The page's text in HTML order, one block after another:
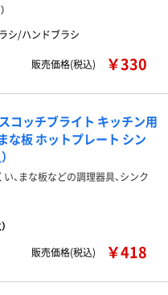
シ/ハンドブラシ
販売価格(税込) ￥330
スコッチブライト キッチン用
な板 ホットプレート シン
、まな板などの調理器具、シンク
販売価格(税込)
￥418